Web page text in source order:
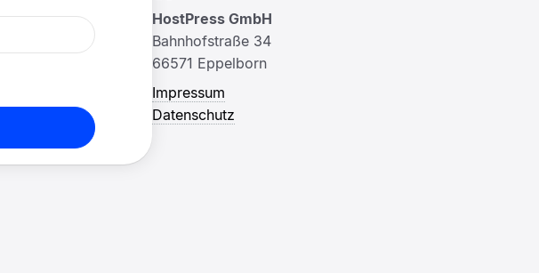
HostPress GmbH
Bahnhofstraße 34
66571 Eppelborn
Impressum
Datenschutz